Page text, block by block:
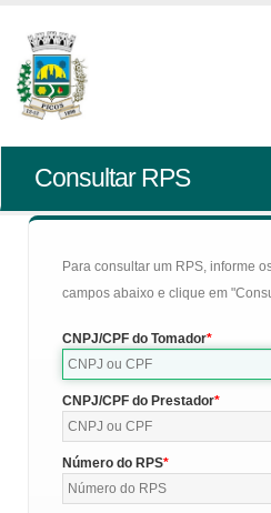
Consultar RPS
Para consultar um RPS, informe
campos abaixo e clique em
CNPJ/CPF do Tomador
CNPJ/CPF do Prestador
Número do RPS